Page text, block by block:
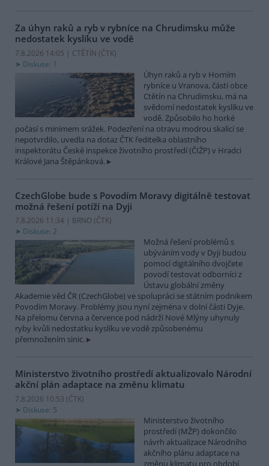
Za úhyn raků a ryb v rybníce na Chrudimsku může
nedostatek kyslíku ve vodě
7.8.2026 14:05 | CTĚTÍN (ČTK)
Diskuse: 1
Úhyn raků a ryb v Horním
rybníce u Vranova, části obce
Ctětín na Chrudimsku, má na
svědomí nedostatek kyslíku ve
vodě. Způsobilo ho horké
počasí s minimem srážek. Podezření na otravu modrou skalicí se
nepotvrdilo, uvedla na dotaz ČTK ředitelka oblastního
inspektorátu České inspekce životního prostředí (ČIŽP) v Hradci
Králové Jana Štěpánková.
CzechGlobe bude s Povodím Moravy digitálně testovat
možná řešení potíží na Dyji
7.8.2026 11:34 | BRNO (ČTK)
Diskuse: 2
Možná řešení problémů s
ubýváním vody v Dyji budou
pomocí digitálního dvojčete
povodí testovat odborníci z
Ústavu globální změny
Akademie věd ČR (CzechGlobe) ve spolupráci se státním podnikem
Povodím Moravy. Problémy jsou nyní zejména v dolní části Dyje.
Na přelomu června a července pod nádrží Nové Mlýny uhynuly
ryby kvůli nedostatku kyslíku ve vodě způsobenému
přemnožením sinic.
Ministerstvo životního prostředí aktualizovalo Národní
akční plán adaptace na změnu klimatu
7.8.2026 10:53 (ČTK)
Diskuse: 5
Ministerstvo životního
prostředí (MŽP) dokončilo
návrh aktualizace Národního
akčního plánu adaptace na
změnu klimatu pro období